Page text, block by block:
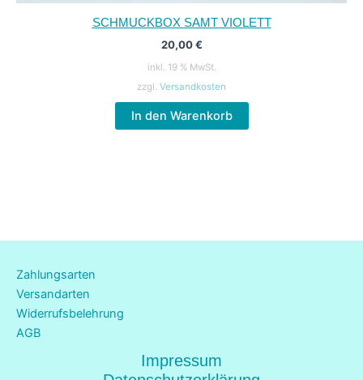
SCHMUCKBOX SAMT VIOLETT
20,00€
inkl. 19 % MwSt.
zzgl. Versandkosten
In den Warenkorb
Zahlungsarten
Versandarten
Widerrufsbelehrung
AGB
Impressum